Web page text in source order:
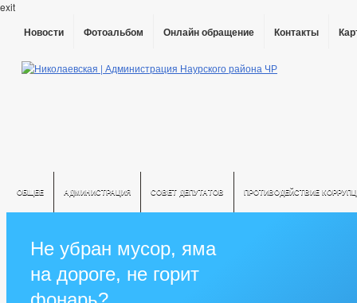
exit
Новости Фотоальбом Онлайн обращение Контакты
ОБЩЕЕ АДМИНИСТРАЦИЯ СОВЕТ ДЕПУТАТОВ ПРОТИВОДЕЙСТВИЕ
Не убран мусор, яма
на дороге, не горит